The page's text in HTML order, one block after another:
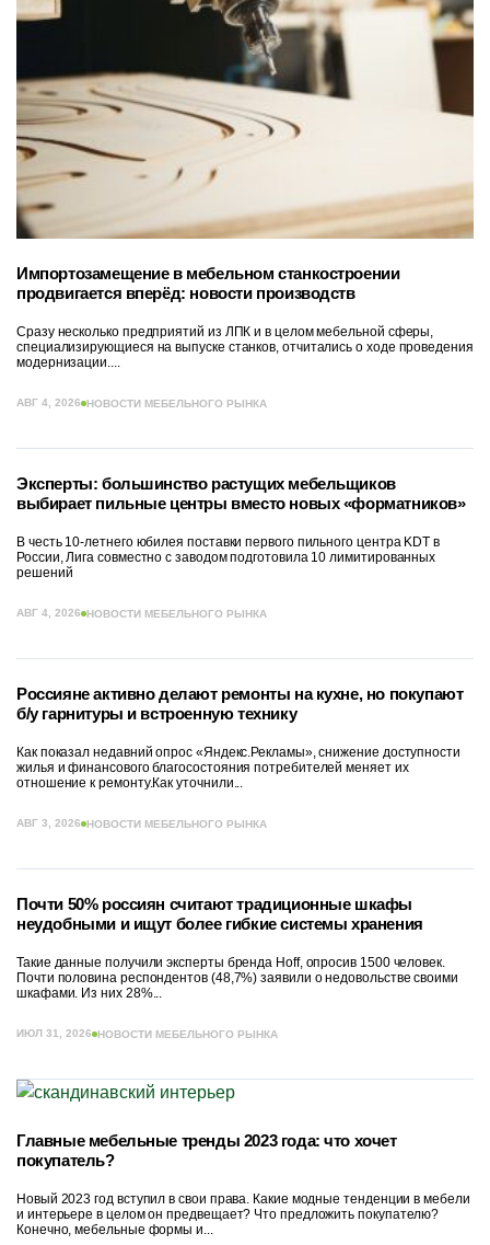
Импортозамещение в мебельном станкостроении
продвигается вперёд: новости производств
Сразу несколько предприятий из ЛПК и в целом мебельной сферы,
специализирующиеся на выпуске станков, отчитались о ходе проведения
модернизации....
АВГ 4, 2026 НОВОСТИ МЕБЕЛЬНОГО РЫНКА
Эксперты: большинство растущих мебельщиков
выбирает пильные центры вместо новых «форматников»
В честь 10-летнего юбилея поставки первого пильного центра KDT в
России, Лига совместно с заводом подготовила 10 лимитированных
решений
АВГ 4, 2026 НОВОСТИ МЕБЕЛЬНОГО РЫНКА
Россияне активно делают ремонты на кухне, но покупают
б/у гарнитуры и встроенную технику
Как показал недавний опрос «Яндекс.Рекламы», снижение доступности
жилья и финансового благосостояния потребителей меняет их
отношение к ремонту.Как уточнили...
АВГ 3, 2026 НОВОСТИ МЕБЕЛЬНОГО РЫНКА
Почти 50% россиян считают традиционные шкафы
неудобными и ищут более гибкие системы хранения
Такие данные получили эксперты бренда Hoff, опросив 1500 человек.
Почти половина респондентов (48,7%) заявили о недовольстве своими
шкафами. Из них 28%...
ИЮЛ 31, 2026 НОВОСТИ МЕБЕЛЬНОГО РЫНКА
Главные мебельные тренды 2023 года: что хочет
покупатель?
Новый 2023 год вступил в свои права. Какие модные тенденции в мебели
и интерьере в целом он предвещает? Что предложить покупателю?
Конечно, мебельные формы и...